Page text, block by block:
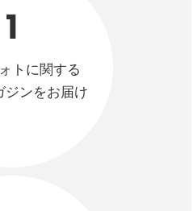
1
トに関する
ジンをお届け